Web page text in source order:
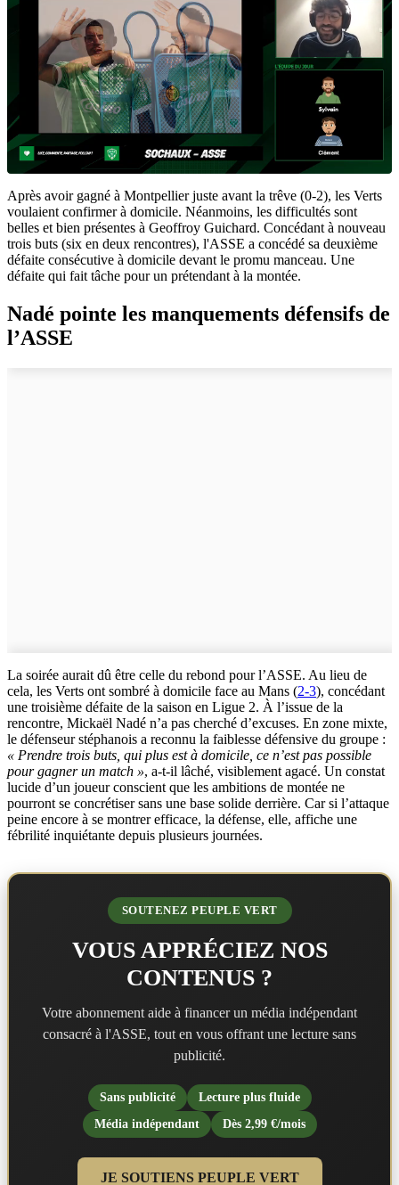
Après avoir gagné à Montpellier juste avant la trêve (0-2), les Verts
voulaient confirmer à domicile. Néanmoins, les difficultés sont
belles et bien présentes à Geoffroy Guichard. Concédant à nouveau
trois buts (six en deux rencontres), l'ASSE a concédé sa deuxième
défaite consécutive à domicile devant le promu manceau. Une
défaite qui fait tâche pour un prétendant à la montée.
Nadé pointe les manquements défensifs de
l’ASSE
La soirée aurait dû être celle du rebond pour l’ASSE. Au lieu de
cela, les Verts ont sombré à domicile face au Mans (2-3), concédant
une troisième défaite de la saison en Ligue 2. À l’issue de la
rencontre, Mickaël Nadé n’a pas cherché d’excuses. En zone mixte,
le défenseur stéphanois a reconnu la faiblesse défensive du groupe :
« Prendre trois buts, qui plus est à domicile, ce n’est pas possible
pour gagner un match », a-t-il lâché, visiblement agacé. Un constat
lucide d’un joueur conscient que les ambitions de montée ne
pourront se concrétiser sans une base solide derrière. Car si l’attaque
peine encore à se montrer efficace, la défense, elle, affiche une
fébrilité inquiétante depuis plusieurs journées.
SOUTENEZ PEUPLE VERT
VOUS APPRÉCIEZ NOS
CONTENUS ?
Votre abonnement aide à financer un média indépendant
consacré à l'ASSE, tout en vous offrant une lecture sans
publicité.
Sans publicité
Lecture plus fluide
Média indépendant
Dès 2,99 €/mois
JE SOUTIENS PEUPLE VERT